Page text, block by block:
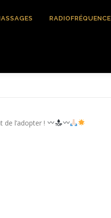
RADIOFRÉQUENCE
de l’adopter !